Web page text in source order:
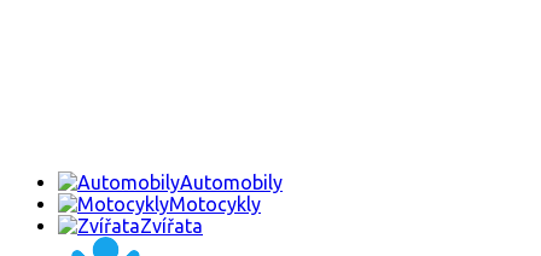
Automobily
Motocykly
Zvířata